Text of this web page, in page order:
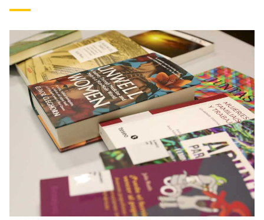
Personal
Alumni launch
Padres y familia
Vecinos launch
Mi Portal UC launch
Medios Biblioteca launch
Donaciones launch